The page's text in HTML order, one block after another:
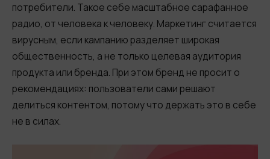
потребители. Такое себе масштабное сарафанное
радио, от человека к человеку. Маркетинг считается
вирусным, если кампанию разделяет широкая
общественность, а не только целевая аудитория
продукта или бренда. При этом бренд не просит о
рекомендациях: пользователи сами решают
делиться контентом, потому что держать это в себе
не в силах.